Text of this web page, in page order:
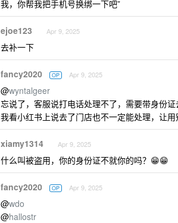
我，你帮我把手机号换绑一下吧”
ejoe123 Apr 9, 2025
去补一下
fancy2020 OP Apr 9, 2025
@wyntalgeer
忘说了，客服说打电话处理不了，需要带身份证
我看小红书上说去了门店也不一定能处理，让用
xiamy1314 Apr 9, 2025
什么叫被盗用，你的身份证不就你的吗？😁😁
fancy2020 OP Apr 9, 2025
@wdo
@hallostr